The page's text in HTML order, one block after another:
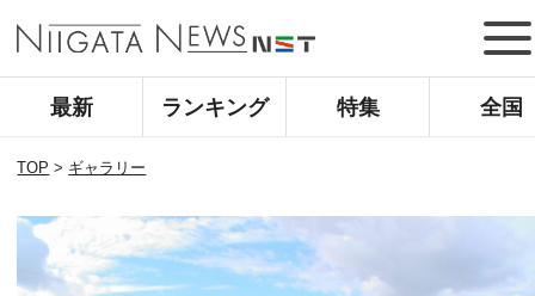
最新 ランキング 特集 全国
TOP > ギャラリー